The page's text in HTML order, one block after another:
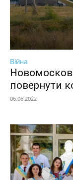
Війна
повернути
06.06.2022